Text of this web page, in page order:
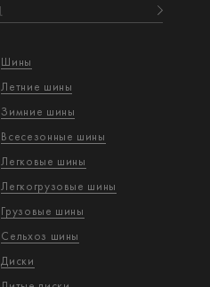
Шины
Летние шины
Зимние шины
Всесезонные шины
Легковые шины
Легкогрузовые шины
Грузовые шины
Сельхоз шины
Диски